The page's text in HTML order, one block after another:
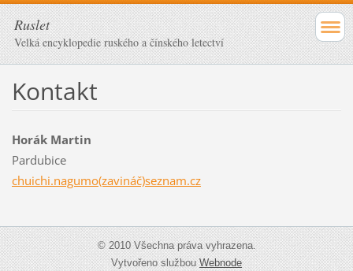
Ruslet
Velká encyklopedie ruského a čínského letectví
Kontakt
Horák Martin
Pardubice
chuichi.nagumo(zavináč)seznam.cz
© 2010 Všechna práva vyhrazena.
Vytvořeno službouWebnode